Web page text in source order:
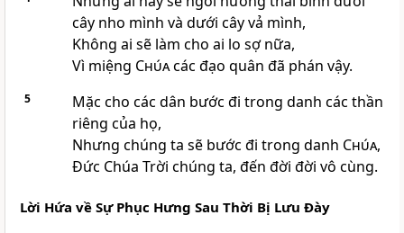
cây nho mình và dưới cây vả mình,
Không ai sẽ làm cho ai lo sợ nữa,
Vì miệng Chúacác đạo quân đã phán vậy.
5
Mặc cho các dân bước đi trong danh các thần
riêng của họ,
Nhưng chúng ta sẽ bước đi trong danh Chúa,
Ðức Chúa Trời chúng ta, đến đời đời vô cùng.
Lời Hứa về Sự Phục Hưng Sau Thời Bị Lưu Ðày